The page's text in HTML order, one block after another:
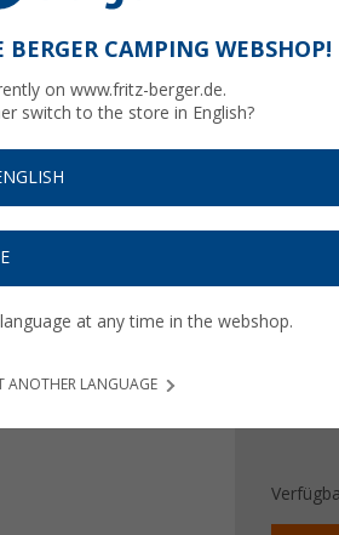
CAMPING WEBSHOP!
on www.fritz-berger.de.
switch to the store in English?
at any time in the webshop.
ANOTHER LANGUAGE